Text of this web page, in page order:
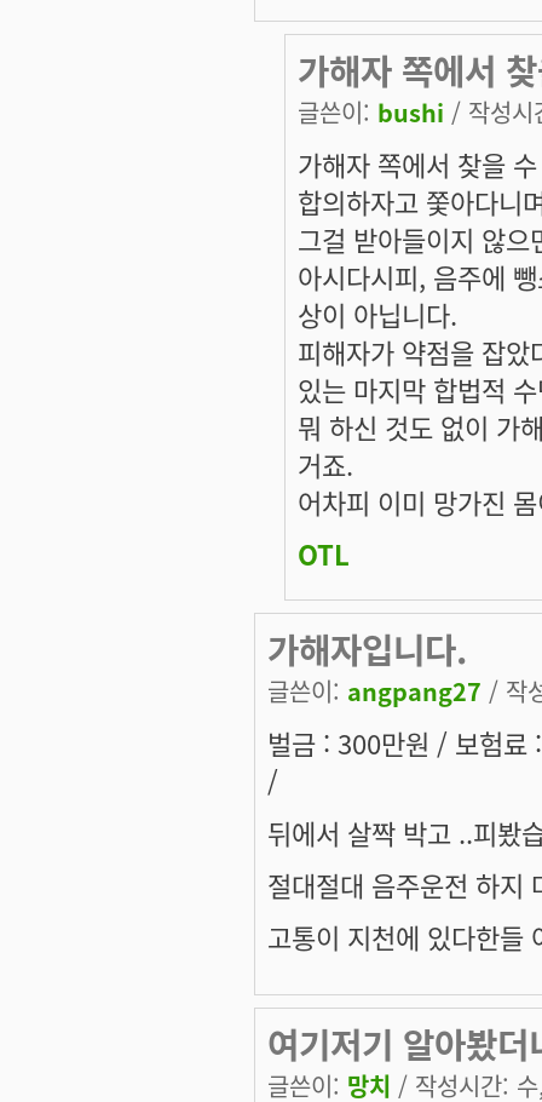
가해자 쪽에서
글쓴이: bushi / 작성
가해자 쪽에서 찾을
합의하자고 쫓아다니
그걸 받아들이지 않
아시다시피, 음주에
상이 아닙니다.
피해자가 약점을 잡
있는 마지막 합법적
뭐 하신 것도 없이 가
거죠.
어차피 이미 망가진
OTL
가해자입니다.
글쓴이: angpang27 / 작
벌금 : 300만원 / 보험료
/
뒤에서 살짝 박고 ..피봤
절대절대 음주운전 하지
고통이 지천에 있다한들
여기저기 알아봤더
글쓴이: 망치 / 작성시간: